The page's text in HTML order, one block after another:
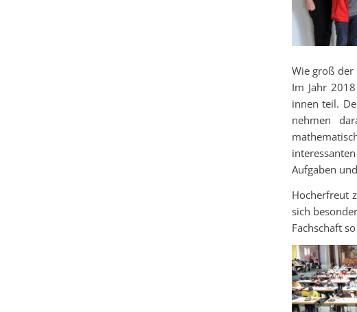
Wie groß der
Im Jahr
innen teil.
nehmen
Aufgaben
Hocherfreut
sich
Fachschaft